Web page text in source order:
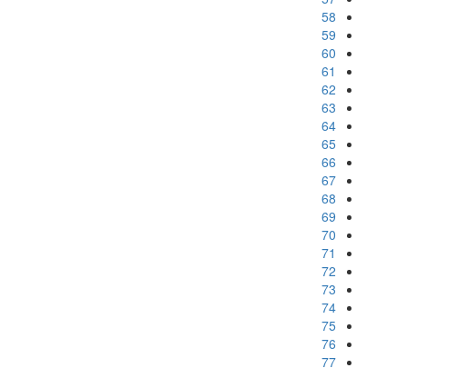
58
59
60
61
62
63
64
65
66
67
68
69
70
71
72
73
74
75
76
77